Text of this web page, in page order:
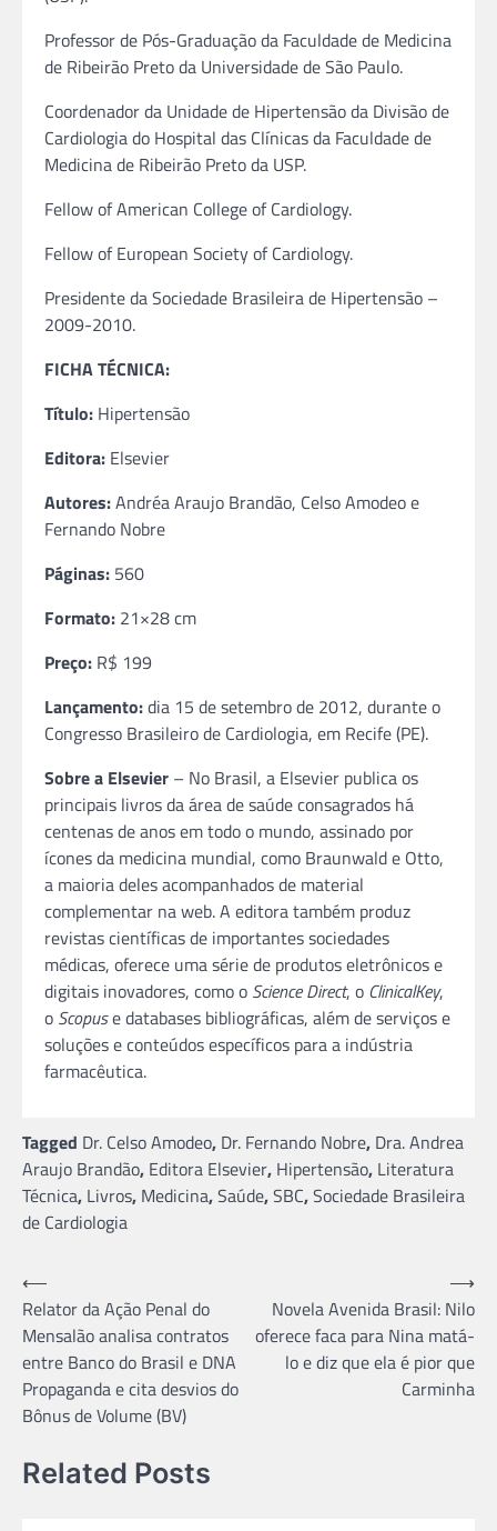
Professor de Pós-Graduação da Faculdade de Medicina
de Ribeirão Preto da Universidade de São Paulo.
Coordenador da Unidade de Hipertensão da Divisão de
Cardiologia do Hospital das Clínicas da Faculdade de
Medicina de Ribeirão Preto da USP.
Fellow of American College of Cardiology.
Fellow of European Society of Cardiology.
Presidente da Sociedade Brasileira de Hipertensão –
2009-2010.
FICHA TÉCNICA:
Título: Hipertensão
Editora: Elsevier
Autores:Andréa Araujo Brandão, Celso Amodeo e
Fernando Nobre
Páginas: 560
Formato: 21×28 cm
Preço: R$ 199
Lançamento:dia 15 de setembro de 2012, durante o
Congresso Brasileiro de Cardiologia, em Recife (PE).
Sobre a Elsevier – No Brasil, a Elsevier publica os
principais livros da área de saúde consagrados há
centenas de anos em todo o mundo, assinado por
ícones da medicina mundial, como Braunwald e Otto,
a maioria deles acompanhados de material
complementar na web. A editora também produz
revistas científicas de importantes sociedades
médicas, oferece uma série de produtos eletrônicos e
digitais inovadores, como o Science Direct, o ClinicalKey,
o Scopuse databases bibliográficas, além de serviços e
soluções e conteúdos específicos para a indústria
farmacêutica.
Tagged Dr. Celso Amodeo, Dr. Fernando Nobre, Dra. Andrea
Araujo Brandão, Editora Elsevier, Hipertensão, Literatura
Técnica, Livros, Medicina,Saúde,SBC,Sociedade Brasileira
de Cardiologia
Navegação
de
Post
⟵
Relator da Ação Penal do
Mensalão analisa contratos
entre Banco do Brasil e DNA
Propaganda e cita desvios do
Bônus de Volume (BV)
Novela Avenida Brasil: Nilo
oferece faca para Nina matá-
lo e diz que ela é pior que
Carminha
⟶
Related Posts